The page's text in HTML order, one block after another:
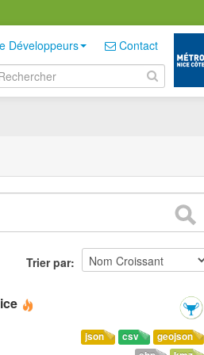
Développeurs Contact
Trier par
geojson
csv
json